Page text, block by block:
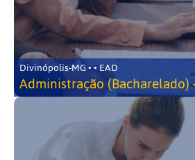
Divinópolis-MG • • EAD
Administração (Bacharelado)